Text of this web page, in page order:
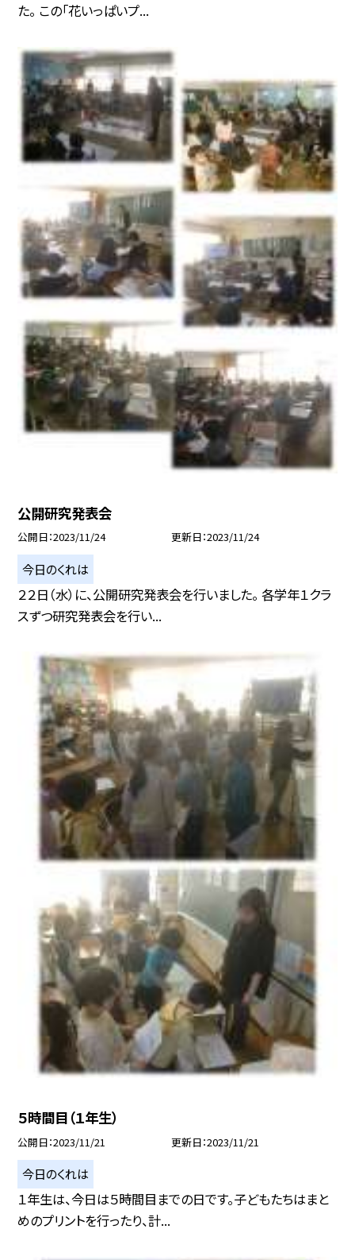
た。 この「花いっぱいプ...
公開研究発表会
公開日 2023/11/24 更新日 2023/11/24
今日のくれは
２２日（水）に、公開研究発表会を行いました。 各学年１クラ
スずつ研究発表会を行い...
５時間目（１年生）
公開日 2023/11/21 更新日 2023/11/21
今日のくれは
１年生は、今日は５時間目までの日です。子どもたちはまと
めのプリントを行ったり、計...